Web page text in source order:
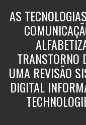
AS
TRANSTORNO
UMA REVISÃO
DIGITAL